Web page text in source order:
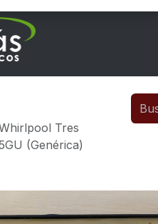
Tres
(Genérica)